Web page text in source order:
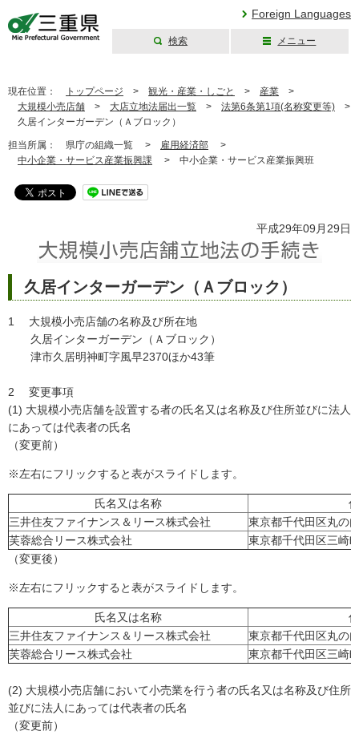
Foreign Languages
検索 メニュー
現在位置： トップページ > 観光・産業・しごと > 産業 >
大規模小売店舗 > 大店立地法届出一覧 > 法第6条第1項(名称変更等) >
久居インターガーデン（Ａブロック）
担当所属： 県庁の組織一覧 > 雇用経済部 >
中小企業・サービス産業振興課 > 中小企業・サービス産業振興班
平成29年09月29日
久居インターガーデン（Ａブロック）
1 大規模小売店舗の名称及び所在地
久居インターガーデン（Ａブロック）
津市久居明神町字風早2370ほか43筆
2 変更事項
(1) 大規模小売店舗を設置する者の氏名又は名称及び住所並びに法人
にあっては代表者の氏名
（変更前）
※左右にフリックすると表がスライドします。
氏名又は名称
三井住友ファイナンス＆リース株式会社
東京都千代田区丸の
芙蓉総合リース株式会社
東京都千代田区三崎
（変更後）
※左右にフリックすると表がスライドします。
氏名又は名称
三井住友ファイナンス＆リース株式会社
東京都千代田区丸の
芙蓉総合リース株式会社
東京都千代田区三崎
(2) 大規模小売店舗において小売業を行う者の氏名又は名称及び住所
並びに法人にあっては代表者の氏名
（変更前）